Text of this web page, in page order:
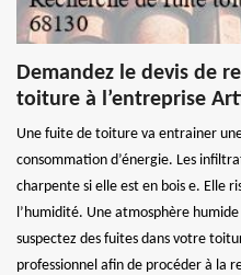
Demandez le devis de
toiture à l’entreprise
Une fuite de toiture va entrainer
consommation d’énergie. Les
charpente si elle est en bois e. Elle
l’humidité. Une atmosphère
suspectez des fuites dans votre
professionnel afin de procéder à la